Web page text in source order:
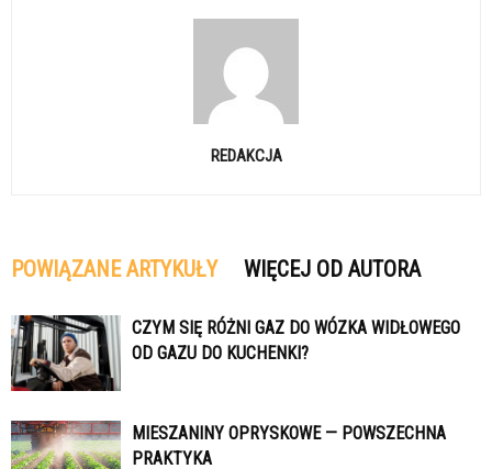
REDAKCJA
POWIĄZANE ARTYKUŁY WIĘCEJ OD AUTORA
CZYM SIĘ RÓŻNI GAZ DO WÓZKA WIDŁOWEGO
OD GAZU DO KUCHENKI?
MIESZANINY OPRYSKOWE — POWSZECHNA
PRAKTYKA